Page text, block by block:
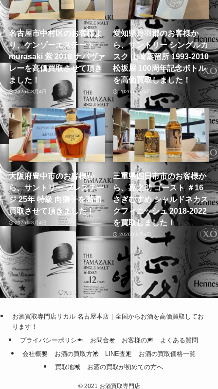
名古屋市中村区のお客様よ
り、ケンゾーエステート
murasaki 紫 2018 ナパヴァ
レーを高価買取させて頂き
ました！
2026年8月4日
愛知県丹羽郡のお客様か
ら、サントリー シングルカ
スク 山崎蒸留所 1993-2010
松坂屋 100周年記念ボトル
を高価買取しました！
2026年8月4日
大阪府豊中市のお客様か
ら、サントリー プレステー
ジ 25年 特級 向獅子を高価
買取させて頂きました！
2026年8月4日
三重県四日市市のお客様か
ら、嘉之助 ゴースト ＃16
さぎむすめ シャルドネカス
クフィニッシュ 2018-2022
を買取しました！
2026年8月4日
お酒買取専門店リカル 名古屋本店｜全国からお酒を高価買取してお
ります！
プライバシーポリシー
お問合せ お客様の声
よくある質問
会社概要
お酒の買取方法 LINE査定
お酒の買取価格一覧
買取地域
お酒の買取が初めての方へ
©2021 お酒買取専門店